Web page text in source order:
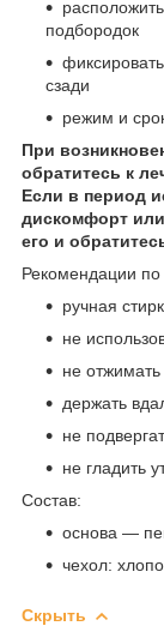
подбородок
сзади
режим и
При
обратитесь к
Если в период
дискомфорт
его и
Рекомендации по
ручная
не
не отжимать
держать
не
не гладить
Состав:
основа —
чехол:
Скрыть